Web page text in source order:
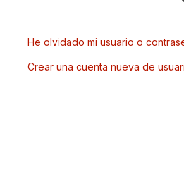
He olvidado mi usuario o
Crear una cuenta nueva de